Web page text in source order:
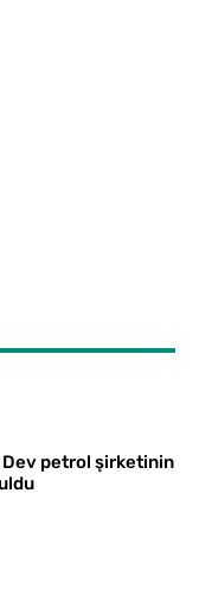
Dev petrol şirketinin